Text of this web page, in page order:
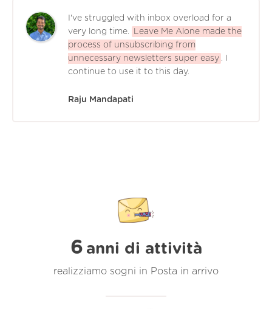
I've struggled with inbox overload for a
very long time.
Leave Me Alone made the
process of unsubscribing from
unnecessary newsletters super easy
continue to use it to this day.
Raju Mandapati
6 anni di attività
realizziamo sogni in Posta in arrivo